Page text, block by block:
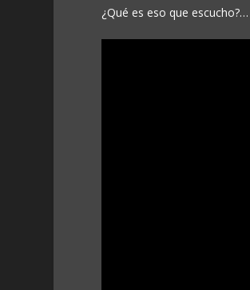
¿Qué es eso que